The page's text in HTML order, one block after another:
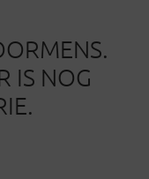
IS NOG